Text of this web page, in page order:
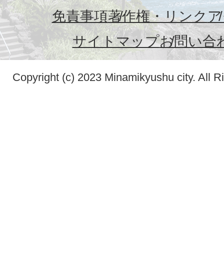
免責事項著作権・リンク
サイトマップお問い合
Copyright (c) 2023 Minamikyushu city. All